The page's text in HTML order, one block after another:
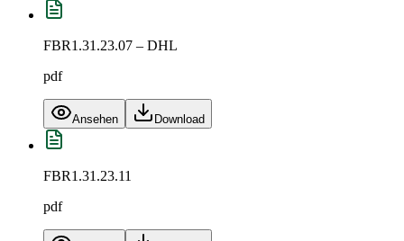
FBR1.31.23.07 – DHL
pdf
Ansehen Download
FBR1.31.23.11
pdf